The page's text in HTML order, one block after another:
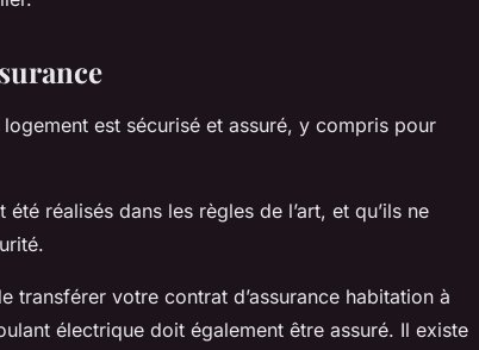
est sécurisé et assuré, y compris pour
réalisés dans les règles de l’art, et qu’ils ne
transférer votre contrat d’assurance habitation à
électrique doit également être assuré. Il existe